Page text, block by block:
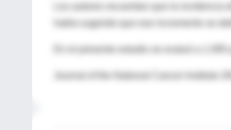
Los autores recuerdan que la
había sugerido que ese incremento se
En el presente estudio se evaluó a